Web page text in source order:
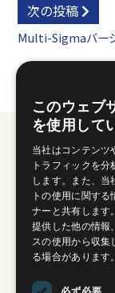
次の投稿
Multi-Sigmaバー
このウェブ
を使用して
当社はコンテンツ
トラフィックを
します。また、当
トの使用に関す
ナーと共有します
提供した他の情報
スの使用から収集
る場合がありま